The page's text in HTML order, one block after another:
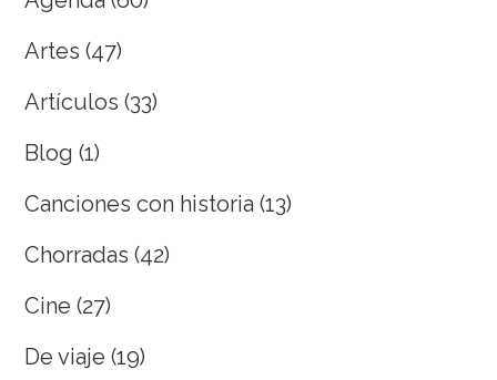
Artes (47)
Artículos (33)
Blog (1)
Canciones con historia (13)
Chorradas (42)
Cine (27)
De viaje (19)